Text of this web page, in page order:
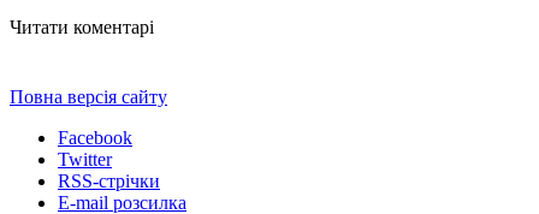
Читати коментарі
Повна версія сайту
Facebook
Twitter
RSS-стрічки
E-mail розсилка